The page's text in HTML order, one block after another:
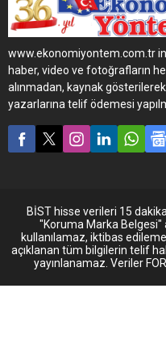
üzerindeki olumsuz etkisi ,
LPG'nin enerji arzında
çeşitlilik açısından ülkemiz
için önemini bir kez daha
ortaya koydu"
www.ekonomiyontem.com.tr
haber, video ve fotoğrafların
alınmadan, kaynak
yazarlarına telif ödemesi
BİST hisse verileri 15
"Koruma Marka
kullanılamaz, iktibas
açıklanan tüm bilgilerin telif
yayınlanamaz. Veriler